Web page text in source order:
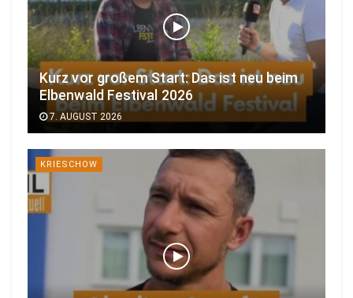
Kurz vor großem Start: Das ist neu beim
Elbenwald Festival 2026
7. AUGUST 2026
KRIESCHOW